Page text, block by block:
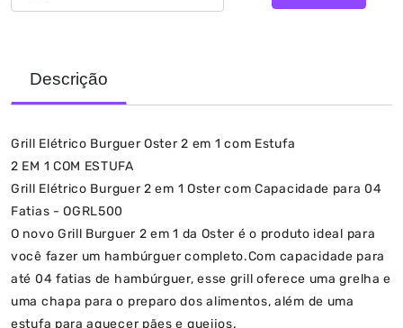
Descrição
Grill Elétrico Burguer Oster 2 em 1 com Estufa
2 EM 1 COM ESTUFA
Grill Elétrico Burguer 2 em 1 Oster com Capacidade para 04
Fatias - OGRL500
O novo Grill Burguer 2 em 1 da Oster é o produto ideal para
você fazer um hambúrguer completo.Com capacidade para
até 04 fatias de hambúrguer, esse grill oferece uma grelha e
uma chapa para o preparo dos alimentos, além de uma
estufa para aquecer pães e queijos.